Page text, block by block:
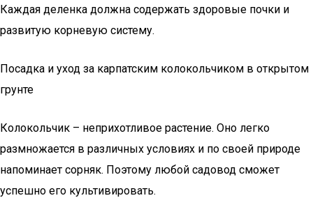
Каждая деленка должна содержать здоровые почки и
развитую корневую систему.
Посадка и уход за карпатским колокольчиком в открытом
грунте
Колокольчик – неприхотливое растение. Оно легко
размножается в различных условиях и по своей природе
напоминает сорняк. Поэтому любой садовод сможет
успешно его культивировать.